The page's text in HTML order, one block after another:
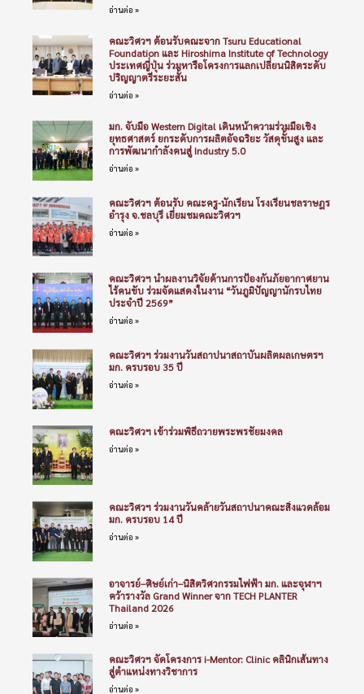
อ่านต่อ »
คณะวิศวฯ ต้อนรับคณะจาก Tsuru Educational
Foundation และ Hiroshima Institute of Technology
ประเทศญี่ปุ่น ร่วมหารือโครงการแลกเปลี่ยนนิสิตระดับ
ปริญญาตรีระยะสั้น
อ่านต่อ »
มก. จับมือ Western Digital เดินหน้าความร่วมมือเชิง
ยุทธศาสตร์ ยกระดับการผลิตอัจฉริยะ วัสดุขั้นสูง และ
การพัฒนากำลังคนสู่ Industry 5.0
อ่านต่อ »
คณะวิศวฯ ต้อนรับ คณะครู-นักเรียน โรงเรียนชลราษฎร
อำรุง จ.ชลบุรี เยี่ยมชมคณะวิศวฯ
อ่านต่อ »
คณะวิศวฯ นำผลงานวิจัยด้านการป้องกันภัยอากาศยาน
ไร้คนขับ ร่วมจัดแสดงในงาน “วันภูมิปัญญานักรบไทย
ประจำปี 2569”
อ่านต่อ »
คณะวิศวฯ ร่วมงานวันสถาปนาสถาบันผลิตผลเกษตรฯ
มก. ครบรอบ 35 ปี
อ่านต่อ »
คณะวิศวฯ เข้าร่วมพิธีถวายพระพรชัยมงคล
อ่านต่อ »
คณะวิศวฯ ร่วมงานวันคล้ายวันสถาปนาคณะสิ่งแวดล้อม
มก. ครบรอบ 14 ปี
อ่านต่อ »
อาจารย์–ศิษย์เก่า–นิสิตวิศวกรรมไฟฟ้า มก. และจุฬาฯ
คว้ารางวัล Grand Winner จาก TECH PLANTER
Thailand 2026
อ่านต่อ »
คณะวิศวฯ จัดโครงการ i-Mentor: Clinic คลินิกเส้นทาง
สู่ตำแหน่งทางวิชาการ
อ่านต่อ »